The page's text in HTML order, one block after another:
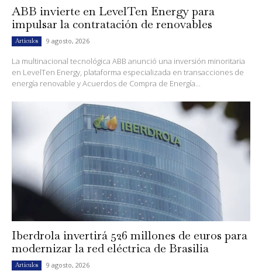
ABB invierte en LevelTen Energy para
impulsar la contratación de renovables
Artículos 9 agosto, 2026
La multinacional tecnológica ABB anunció una inversión minoritaria
en LevelTen Energy, plataforma especializada en transacciones de
energía renovable y Acuerdos de Compra de Energía...
Iberdrola invertirá 526 millones de euros para
modernizar la red eléctrica de Brasilia
Artículos 9 agosto, 2026